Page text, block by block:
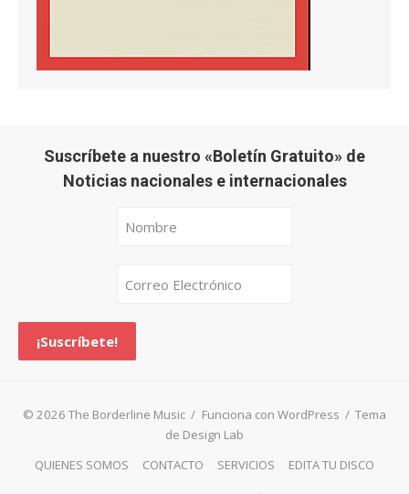
Suscríbete a nuestro «Boletín Gratuito» de
Noticias nacionales e internacionales
© 2026 The Borderline Music / Funciona con WordPress / Tema
de Design Lab
QUIENES SOMOS
CONTACTO SERVICIOS EDITA TU DISCO